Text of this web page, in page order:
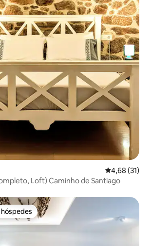
4,68 de uma
4,68 (31)
Loft) Caminho de Santiago
preferidos dos hóspedes